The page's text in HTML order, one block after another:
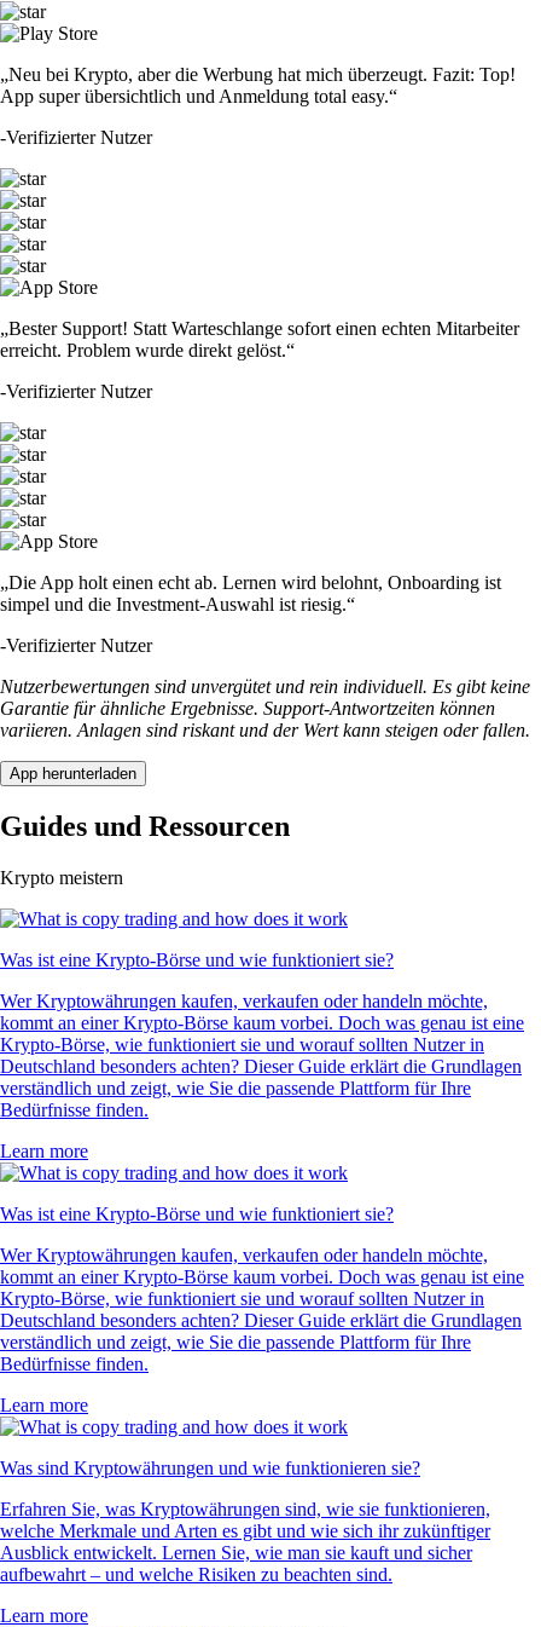
„Neu bei Krypto, aber die Werbung hat mich überzeugt. Fazit: Top!
App super übersichtlich und Anmeldung total easy.“
-Verifizierter Nutzer
„Bester Support! Statt Warteschlange sofort einen echten Mitarbeiter
erreicht. Problem wurde direkt gelöst.“
-Verifizierter Nutzer
„Die App holt einen echt ab. Lernen wird belohnt, Onboarding ist
simpel und die Investment-Auswahl ist riesig.“
-Verifizierter Nutzer
Nutzerbewertungen sind unvergütet und rein individuell. Es gibt keine
Garantie für ähnliche Ergebnisse. Support-Antwortzeiten können
variieren. Anlagen sind riskant und der Wert kann steigen oder fallen.
App herunterladen
Guides und Ressourcen
Krypto meistern
Was ist eine Krypto-Börse und wie funktioniert sie?
Wer Kryptowährungen kaufen, verkaufen oder handeln möchte,
kommt an einer Krypto-Börse kaum vorbei. Doch was genau ist eine
Krypto-Börse, wie funktioniert sie und worauf sollten Nutzer in
Deutschland besonders achten? Dieser Guide erklärt die Grundlagen
verständlich und zeigt, wie Sie die passende Plattform für Ihre
Bedürfnisse finden.
Learn more
Was ist eine Krypto-Börse und wie funktioniert sie?
Wer Kryptowährungen kaufen, verkaufen oder handeln möchte,
kommt an einer Krypto-Börse kaum vorbei. Doch was genau ist eine
Krypto-Börse, wie funktioniert sie und worauf sollten Nutzer in
Deutschland besonders achten? Dieser Guide erklärt die Grundlagen
verständlich und zeigt, wie Sie die passende Plattform für Ihre
Bedürfnisse finden.
Learn more
Was sind Kryptowährungen und wie funktionieren sie?
Erfahren Sie, was Kryptowährungen sind, wie sie funktionieren,
welche Merkmale und Arten es gibt und wie sich ihr zukünftiger
Ausblick entwickelt. Lernen Sie, wie man sie kauft und sicher
aufbewahrt – und welche Risiken zu beachten sind.
Learn more